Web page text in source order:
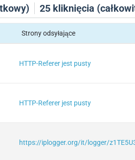
25 kliknięcia
Strony odsyłające
HTTP-Referer jest pusty
HTTP-Referer jest pusty
https://iplogger.org/it/logger/